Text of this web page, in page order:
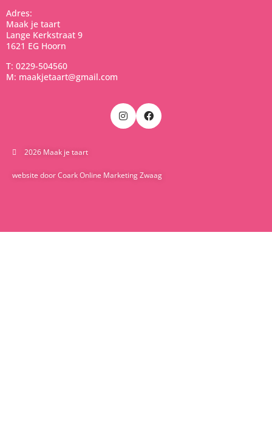
Adres:
Maak je taart
Lange Kerkstraat 9
1621 EG Hoorn
T: 0229-504560
M: maakjetaart@gmail.com
2026 Maak je taart
website door Coark Online Marketing Zwaag